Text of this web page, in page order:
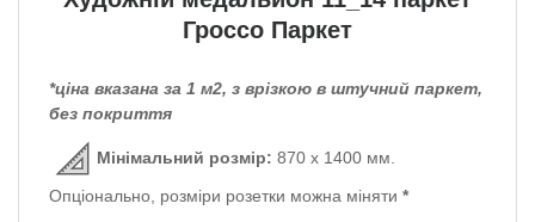
Гроссо Паркет
*ціна вказана за 1 м2, з врізкою в штучний паркет,
без покриття
Мінімальний розмір: 870 х 1400 мм.
Опціонально, розміри розетки можна міняти *